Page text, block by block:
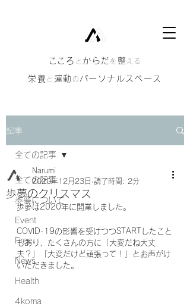
​こころ と からだ を 整 える
栄養 と 運動 のパーソナルスペース
記事
全ての記事
歩夢について
Event
Free
News
Health
4koma
全ての記事
歩夢のクリスマス
Narumi
2020年12月23日 読了時間: 2分
歩夢は2020年に開業しました。
COVID-19の影響を受けつつSTARTしたこと
もあり、たくさんの方に「大変だね大丈
夫？」「大変だけど頑張って！」とお声がけ
いただきました。